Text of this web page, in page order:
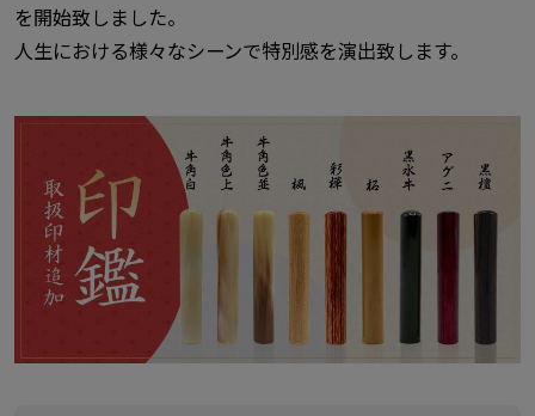
を開始致しました。
人生における様々なシーンで特別感を演出致します。